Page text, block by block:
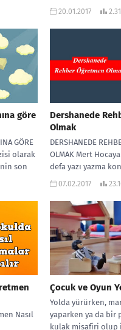
bolca
yerleştirme
ve...
20.01.2017
göre
GÖRE
olarak
son
Dershanede
Olmak
DERSHANEDE
OLMAK Mert
defa yazı yazma
verdim. Fakat
07.02.2017
Nasıl
Çocuk ve Oyun
Yolda yürürken,
yaparken ya da bir
kulak misafiri olup